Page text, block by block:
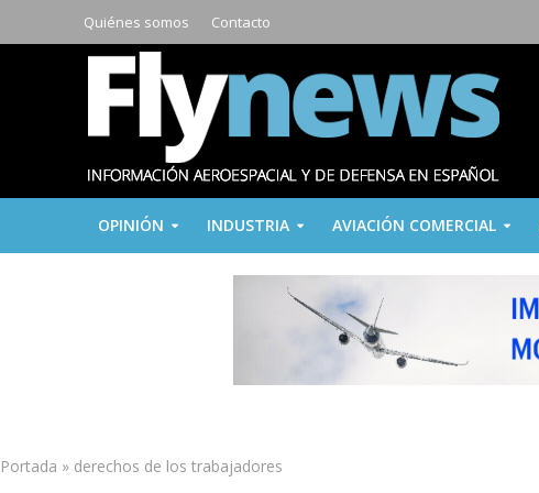
Quiénes somos Contacto
OPINIÓN INDUSTRIA AVIACIÓN COMERCIAL
Portada » derechos de los trabajadores